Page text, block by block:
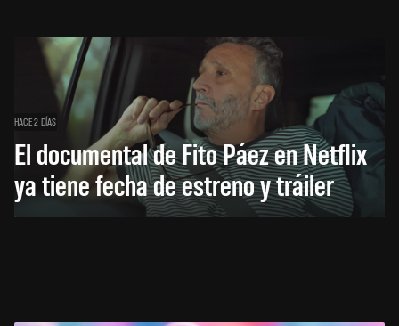
HACE 2 DÍAS
El documental de Fito Páez en Netflix
ya tiene fecha de estreno y tráiler